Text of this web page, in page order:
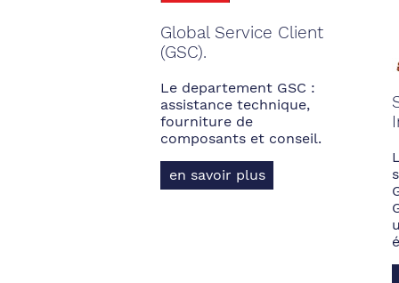
Global Service Client
(GSC).
Le departement GSC :
assistance technique,
fourniture de
composants et conseil.
en savoir plus